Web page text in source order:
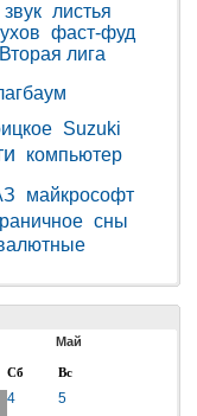
звук листья
фаст-фуд
Вторая лига
Suzuki
компьютер
майкрософт
сны
Май
Сб Вс
4
5